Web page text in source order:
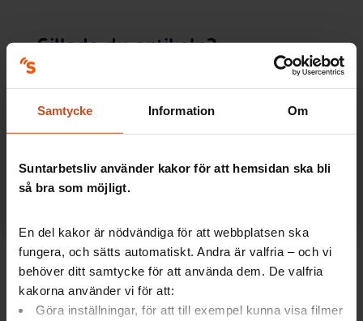
Samtycke Information Om
Suntarbetsliv använder kakor för att hemsidan ska bli
så bra som möjligt.
En del kakor är nödvändiga för att webbplatsen ska
fungera, och sätts automatiskt. Andra är valfria – och vi
behöver ditt samtycke för att använda dem. De valfria
kakorna använder vi för att:
Göra inställningar, för att till exempel kunna visa filmer
Gillade du artikeln?
exempel!
Anmäl dig här